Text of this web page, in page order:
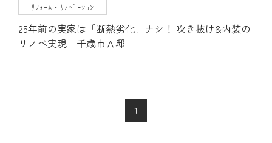
ﾘﾌｫｰﾑ・ﾘﾉﾍﾞｰｼｮﾝ
25年前の実家は「断熱劣化」ナシ！ 吹き抜け&内装の
リノベ実現 千歳市Ａ邸
1